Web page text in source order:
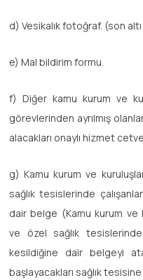
d) Vesikalık fotoğraf. (son
e) Mal bildirim formu.
f) Diğer kamu kurum ve
görevlerinden ayrılmış
alacakları onaylı hizmet
g) Kamu kurum ve
sağlık tesislerinde
dair belge (Kamu kurum ve
ve özel sağlık tesislerinde
kesildiğine dair belgeyi
başlayacakları sağlık